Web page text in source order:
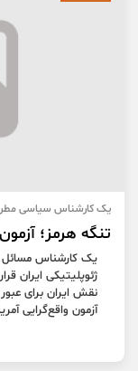
یک کارشناس سیاسی
تنگه هرمز؛
یک کارشناس
ژئوپلیتیکی ایران
نقش ایران برای
آزمون واقع‌گرایی